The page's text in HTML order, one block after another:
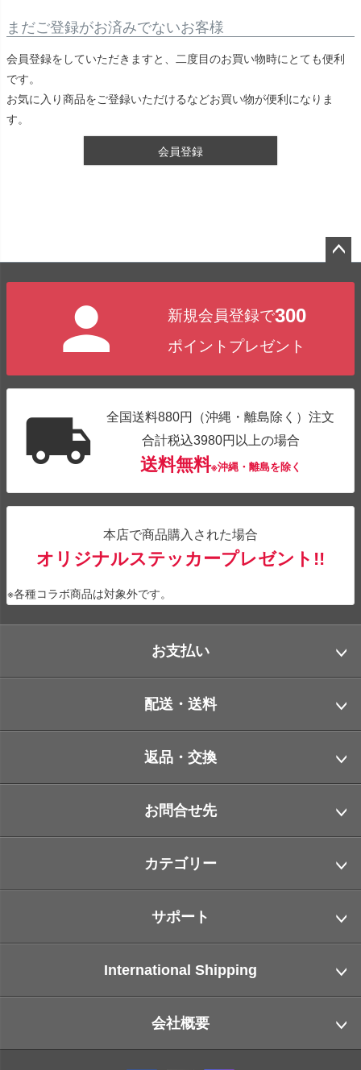
まだご登録がお済みでないお客様
会員登録をしていただきますと、二度目のお買い物時にとても便利
です。
お気に入り商品をご登録いただけるなどお買い物が便利になりま
す。
会員登録
新規会員登録で300
ポイントプレゼント
全国送料880円（沖縄・離島除く）注文
合計税込3980円以上の場合
送料無料※沖縄・離島を除く
本店で商品購入された場合
オリジナルステッカープレゼント!!
※各種コラボ商品は対象外です。
お支払い
配送・送料
返品・交換
お問合せ先
カテゴリー
サポート
International Shipping
会社概要